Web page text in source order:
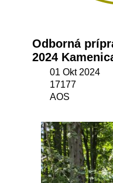
Odborná
2024
01 Okt 2024
17177
AOS